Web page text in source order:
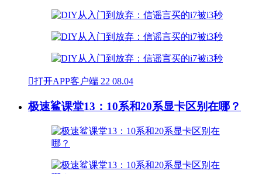
打开APP客户端 22 08.04
极速鲨课堂13：10系和20系显卡区别在哪？